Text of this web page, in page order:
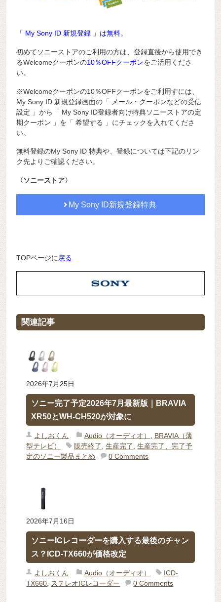
「 My Sony ID 新規登録 」は無料。
初めてソニーストアのご利用の方は、登録直後から使用でき
るWelcomeクーポンの10％OFFクーポンをご活用くださ
い。
※Welcomeクーポンの10％OFFクーポンをご利用すには、
My Sony ID 新規登録画面の「 メール・クーポンなどの受信
設定 」から「 My Sony ID登録者向け特典ソニーストアの定
期クーポン 」を「 希望する 」にチェックを入れてくださ
い。
無料登録のMy Sony ID 特典や、登録については下記のリン
ク先よりご確認ください。
〈ソニーストア〉
My Sony ID新規登録特典
TOPページに 戻る
関連記事
2026年7月25日
ソニー完了予定2026年7月最新版｜BRAVIA
XR50とWH-CH520が対象に
よしおくん Audio（オーディオ）
BRAVIA（薄
型テレビ）
販売終了 ,生産完了 ,生産完了、完了予
定のソニー製品まとめ
0 Comments
2026年7月16日
ソニーICレコーダーを購入する最後のチャン
ス？ICD-TX660が価格改定
よしおくん Audio（オーディオ）
ICD-
TX660
ステレオICレコーダー 0 Comments